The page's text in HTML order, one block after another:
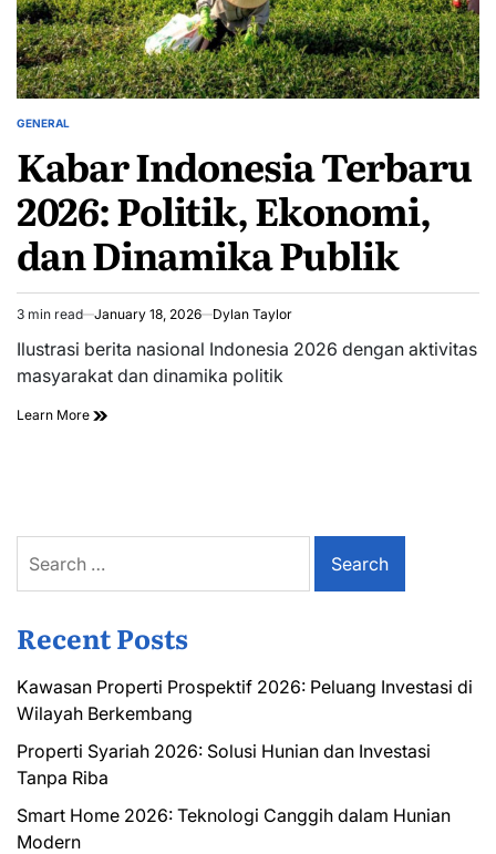
POSTED
GENERAL
Kabar Indonesia Terbaru
2026: Politik, Ekonomi,
dan Dinamika Publik
Estimated
read
time
3 min read January 18, 2026 Dylan Taylor
Ilustrasi berita nasional Indonesia 2026 dengan aktivitas
masyarakat dan dinamika politik
Learn More
for:
Recent Posts
Kawasan Properti Prospektif 2026: Peluang Investasi di
Wilayah Berkembang
Properti Syariah 2026: Solusi Hunian dan Investasi
Tanpa Riba
Smart Home 2026: Teknologi Canggih dalam Hunian
Modern